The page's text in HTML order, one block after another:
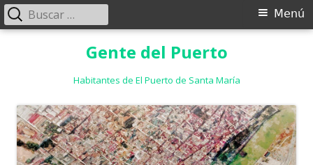
Gente del Puerto
Habitantes de El Puerto de Santa María
Menú
Menú
Buscar: